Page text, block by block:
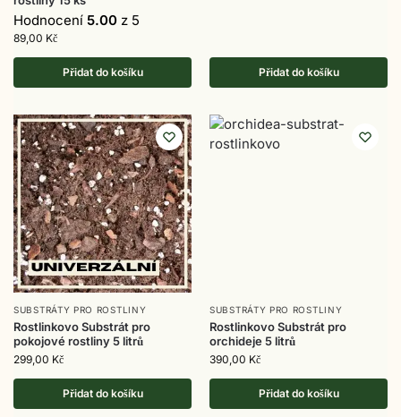
Hodnocení 5.00 z 5
89,00 Kč
Přidat do košíku Přidat do košíku
SUBSTRÁTY PRO ROSTLINY
Rostlinkovo Substrát pro
pokojové rostliny 5 litrů
299,00 Kč
Přidat do košíku
SUBSTRÁTY PRO ROSTLINY
Rostlinkovo Substrát pro
orchideje 5 litrů
390,00 Kč
Přidat do košíku